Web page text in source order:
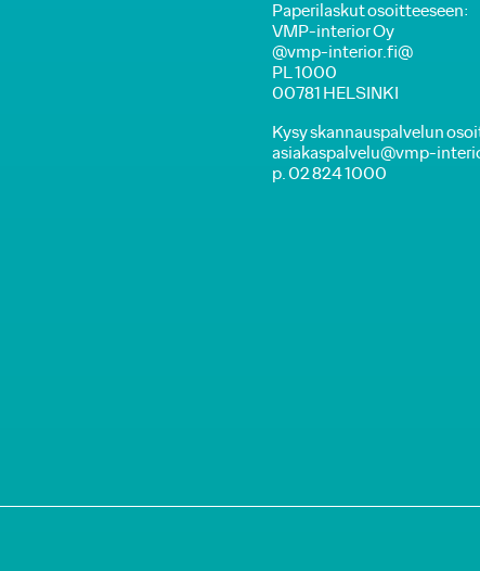
Paperilaskut osoitteeseen:
VMP-interior Oy
@vmp-interior.fi@
PL 1000
00781 HELSINKI
Kysy skannauspalvelun
asiakaspalvelu@vmp-
p. 02 824 1000